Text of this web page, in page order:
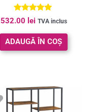
83x30x184cm, auriu
Evaluat la
5.00
din 5
532.00 lei TVA inclus
ADAUGĂ ÎN COȘ